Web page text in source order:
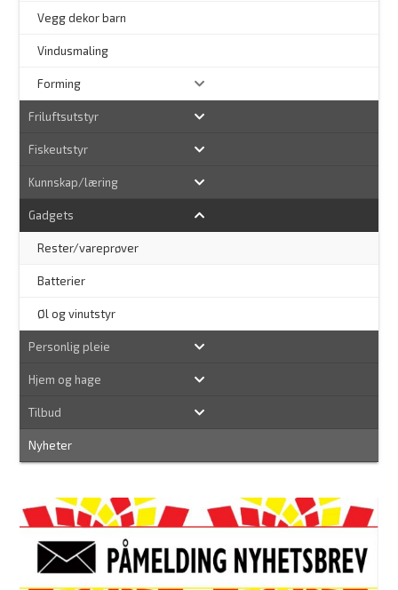
Vegg dekor barn
Vindusmaling
Forming
Friluftsutstyr
Fiskeutstyr
Kunnskap/læring
Gadgets
Rester/vareprøver
Batterier
Øl og vinutstyr
Personlig pleie
Hjem og hage
Tilbud
Nyheter